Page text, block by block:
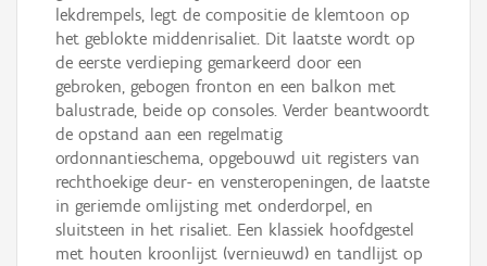
lekdrempels, legt de compositie de klemtoon op
het geblokte middenrisaliet. Dit laatste wordt op
de eerste verdieping gemarkeerd door een
gebroken, gebogen fronton en een balkon met
balustrade, beide op consoles. Verder beantwoordt
de opstand aan een regelmatig
ordonnantieschema, opgebouwd uit registers van
rechthoekige deur- en vensteropeningen, de laatste
in geriemde omlijsting met onderdorpel, en
sluitsteen in het risaliet. Een klassiek hoofdgestel
met houten kroonlijst (vernieuwd) en tandlijst op